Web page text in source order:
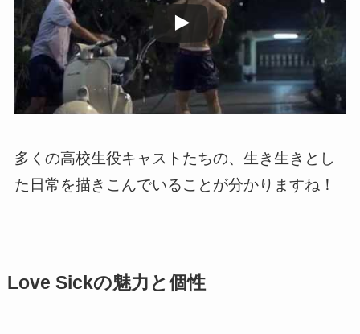
多くの高校生役キャストたちの、生き生きとし
た日常を描きこんでいることが分かりますね！
Love Sickの魅力と個性